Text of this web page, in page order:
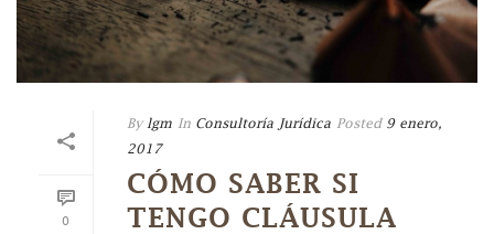
0
By lgm In Consultoría Jurídica Posted 9 enero,
2017
CÓMO SABER SI
TENGO CLÁUSULA